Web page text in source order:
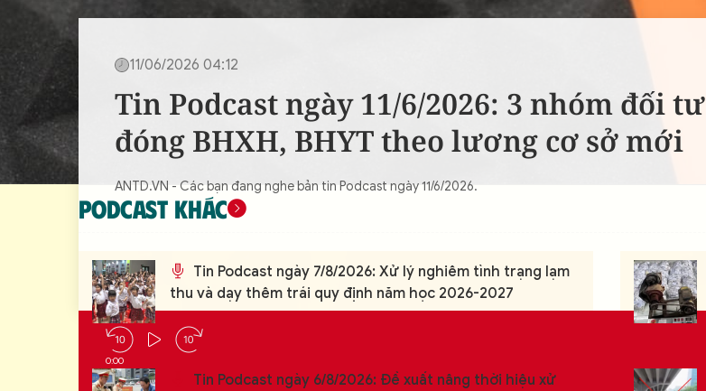
11/06/2026 04:12
Tin Podcast ngày 11/6/2026: 3 nhóm đối
đóng BHXH, BHYT theo lương cơ sở mới
ANTD.VN - Các bạn đang nghe bản tin Podcast ngày 11/6/2026.
0:00
0:00
1:34
PODCAST KHÁC
Tin Podcast ngày 7/8/2026: Xử lý nghiêm tình trạng lạm
thu và dạy thêm trái quy định năm học 2026-2027
Tin Podcast ngày 6/8/2026: Đề xuất nâng thời hiệu xử